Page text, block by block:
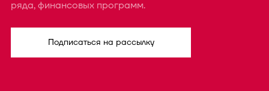
ряда, финансовых программ.
Подписаться на рассылку